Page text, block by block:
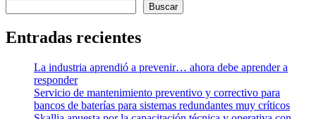
Buscar
Entradas recientes
La industria aprendió a prevenir… ahora debe aprender a
responder
Servicio de mantenimiento preventivo y correctivo para
bancos de baterías para sistemas redundantes muy críticos